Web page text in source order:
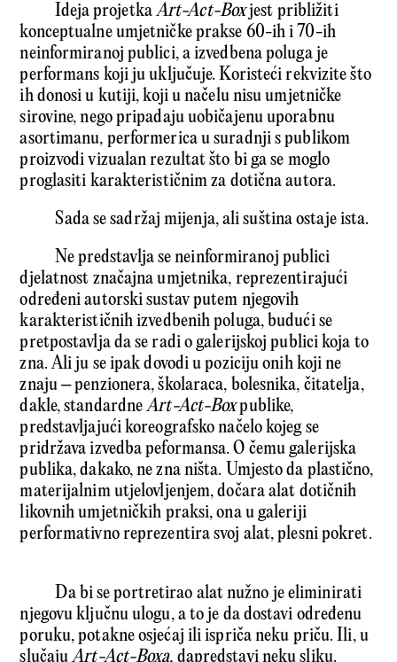
Ideja projetkaArt-Act-Boxjest približiti
konceptualne umjetničke prakse 60-ih i 70-ih
neinformiranoj publici, a izvedbena poluga je
performans koji ju uključuje. Koristeći rekvizite što
ih donosi u kutiji, koji u načelu nisu umjetničke
sirovine, nego pripadaju uobičajenu uporabnu
asortimanu, performerica u suradnji s publikom
proizvodi vizualan rezultat što bi ga se moglo
proglasiti karakterističnim za dotična autora.
Sada se sadržaj mijenja, ali suština ostaje ista.
Ne predstavlja se neinformiranoj publici
djelatnost značajna umjetnika, reprezentirajući
određeni autorski sustav putem njegovih
karakterističnih izvedbenih poluga, budući se
pretpostavlja da se radi o galerijskoj publici koja to
zna. Ali ju se ipak dovodi u poziciju onih koji ne
znaju – penzionera, školaraca, bolesnika, čitatelja,
dakle, standardneArt-Act-Boxpublike,
predstavljajući koreografsko načelo kojeg se
pridržava izvedba peformansa. O čemu galerijska
publika, dakako, ne zna ništa. Umjesto da plastično,
materijalnim utjelovljenjem, dočara alat dotičnih
likovnih umjetničkih praksi, ona u galeriji
performativno reprezentira svoj alat, plesni pokret.
Da bi se portretirao alat nužno je eliminirati
njegovu ključnu ulogu, a to je da dostavi određenu
poruku, potakne osjećaj ili ispriča neku priču. Ili, u
slučajuArt-Act-Boxa, dapredstavi neku sliku.